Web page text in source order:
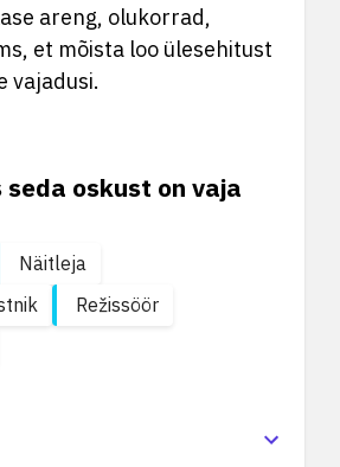
areng, olukorrad,
et mõista loo ülesehitust
vajadusi.
oskust on vaja
Näitleja
Režissöör